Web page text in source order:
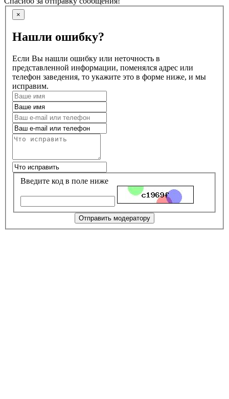
×
Нашли ошибку?
Если Вы нашли ошибку или неточность в
представленной информации, поменялся адрес или
телефон заведения, то укажите это в форме ниже, и мы
исправим.
Введите код в поле ниже
Отправить модератору